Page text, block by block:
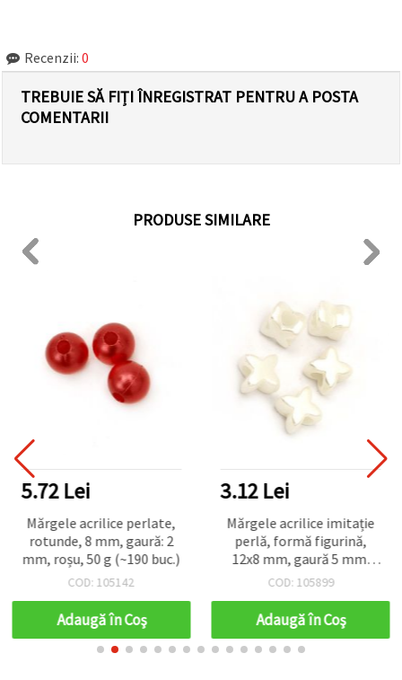
Recenzii: 0
TREBUIE SĂ FIȚI ÎNREGISTRAT PENTRU A POSTA
COMENTARII
PRODUSE SIMILARE
5.72 Lei
Mărgele acrilice perlate,
rotunde, 8 mm, gaură: 2
mm, roșu, 50 g (~190 buc.)
COD: 105142
Adaugă în Coş
3.12 Lei
Mărgele acrilice imitație
perlă, formă figurină,
12x8 mm, gaură 5 mm,
culoare crem – 20 g (~25
COD: 105899
Adaugă în Coş